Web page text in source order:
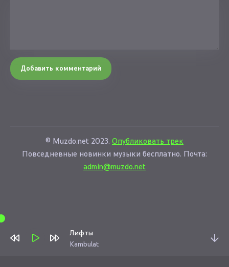
Добавить комментарий
© Muzdo.net 2023. Опубликовать трек
Повседневные новинки музыки бесплатно. Почта:
admin@muzdo.net
Лифты
Kambulat